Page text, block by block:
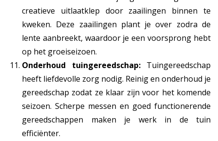
creatieve uitlaatklep door zaailingen binnen te
kweken. Deze zaailingen plant je over zodra de
lente aanbreekt, waardoor je een voorsprong hebt
op het groeiseizoen.
Onderhoud tuingereedschap:Tuingereedschap
heeft liefdevolle zorg nodig. Reinig en onderhoud je
gereedschap zodat ze klaar zijn voor het komende
seizoen. Scherpe messen en goed functionerende
gereedschappen maken je werk in de tuin
efficiënter.